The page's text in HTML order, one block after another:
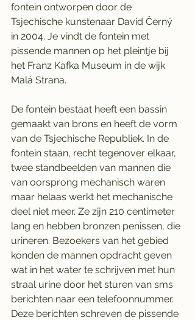
fontein ontworpen door de
Tsjechische kunstenaar David Černý
in 2004. Je vindt de fontein met
pissende mannen op het pleintje bij
het Franz Kafka Museum in de wijk
Malá Strana.
De fontein bestaat heeft een bassin
gemaakt van brons en heeft de vorm
van de Tsjechische Republiek. In de
fontein staan, recht tegenover elkaar,
twee standbeelden van mannen die
van oorsprong mechanisch waren
maar helaas werkt het mechanische
deel niet meer. Ze zijn 210 centimeter
lang en hebben bronzen penissen, die
urineren. Bezoekers van het gebied
konden de mannen opdracht geven
wat in het water te schrijven met hun
straal urine door het sturen van sms
berichten naar een telefoonnummer.
Deze berichten schreven de pissende